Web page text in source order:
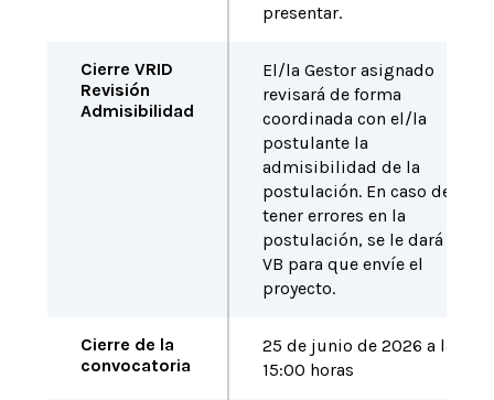
presentar.
Cierre VRID
Revisión
Admisibilidad
El/la Gestor asignado
revisará de forma
coordinada con el/la
postulante la
admisibilidad de la
postulación. En caso de no
tener errores en la
postulación, se le dará el
VB para que envíe el
proyecto.
Cierre de la
convocatoria
25 de junio de 2026 a las
15:00 horas